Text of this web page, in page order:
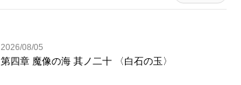
2026/08/05
第四章 魔像の海 其ノ二十 〈白石の玉〉